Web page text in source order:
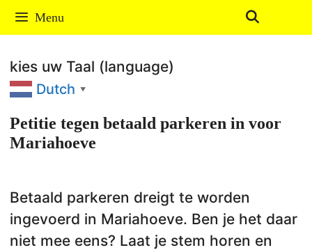
Ga
naar
inhoud
Menu
kies uw Taal (language)
Dutch ▼
Petitie tegen betaald parkeren in voor
Mariahoeve
Betaald parkeren dreigt te worden
ingevoerd in Mariahoeve. Ben je het daar
niet mee eens? Laat je stem horen en